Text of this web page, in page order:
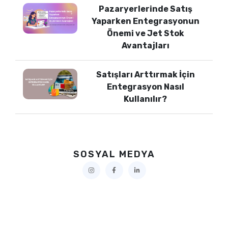
Pazaryerlerinde Satış
Yaparken Entegrasyonun
Önemi ve Jet Stok
Avantajları
Satışları Arttırmak İçin
Entegrasyon Nasıl
Kullanılır?
SOSYAL MEDYA